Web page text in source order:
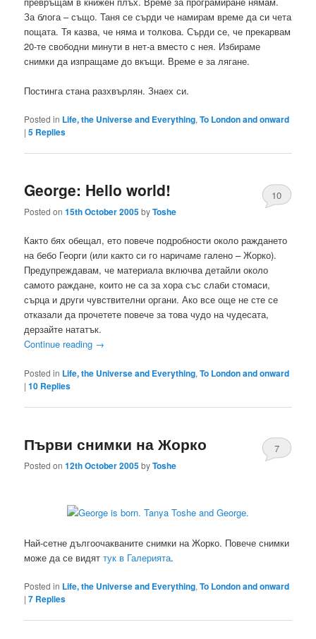
За блога – също. Таня се сърди че намирам време да си чета
пощата. Тя казва, че няма и толкова. Сърди се, че прекарвам
20-те свободни минути в нет-а вместо с нея. Избираме
снимки да изпращаме до вкъщи. Време е за лягане.
Постинга стана разхвърлян. Знаех си.
Posted in Life, the Universe and Everything,To London and onward
|5 Replies
George: Hello world!
Posted on15th October 2005byToshe
10
Както бях обещал, ето повече подробности около раждането
на бебо Георги (или както си го наричаме галено – Жорко).
Предупреждавам, че материала включва детайли около
самото раждане, които не са за хора със слаби стомаси,
сърца и други чувствителни органи. Ако все още не сте се
отказали да прочетете повече за това чудо на чудесата,
дерзайте нататък.
Continue reading →
Posted in Life, the Universe and Everything,To London and onward
|10 Replies
Първи снимки на Жорко
Posted on12th October 2005byToshe
7
Най-сетне дългоочакваните снимки на Жорко. Повече снимки
може да се видяттук в Галерията.
Posted in Life, the Universe and Everything,To London and onward
|7 Replies